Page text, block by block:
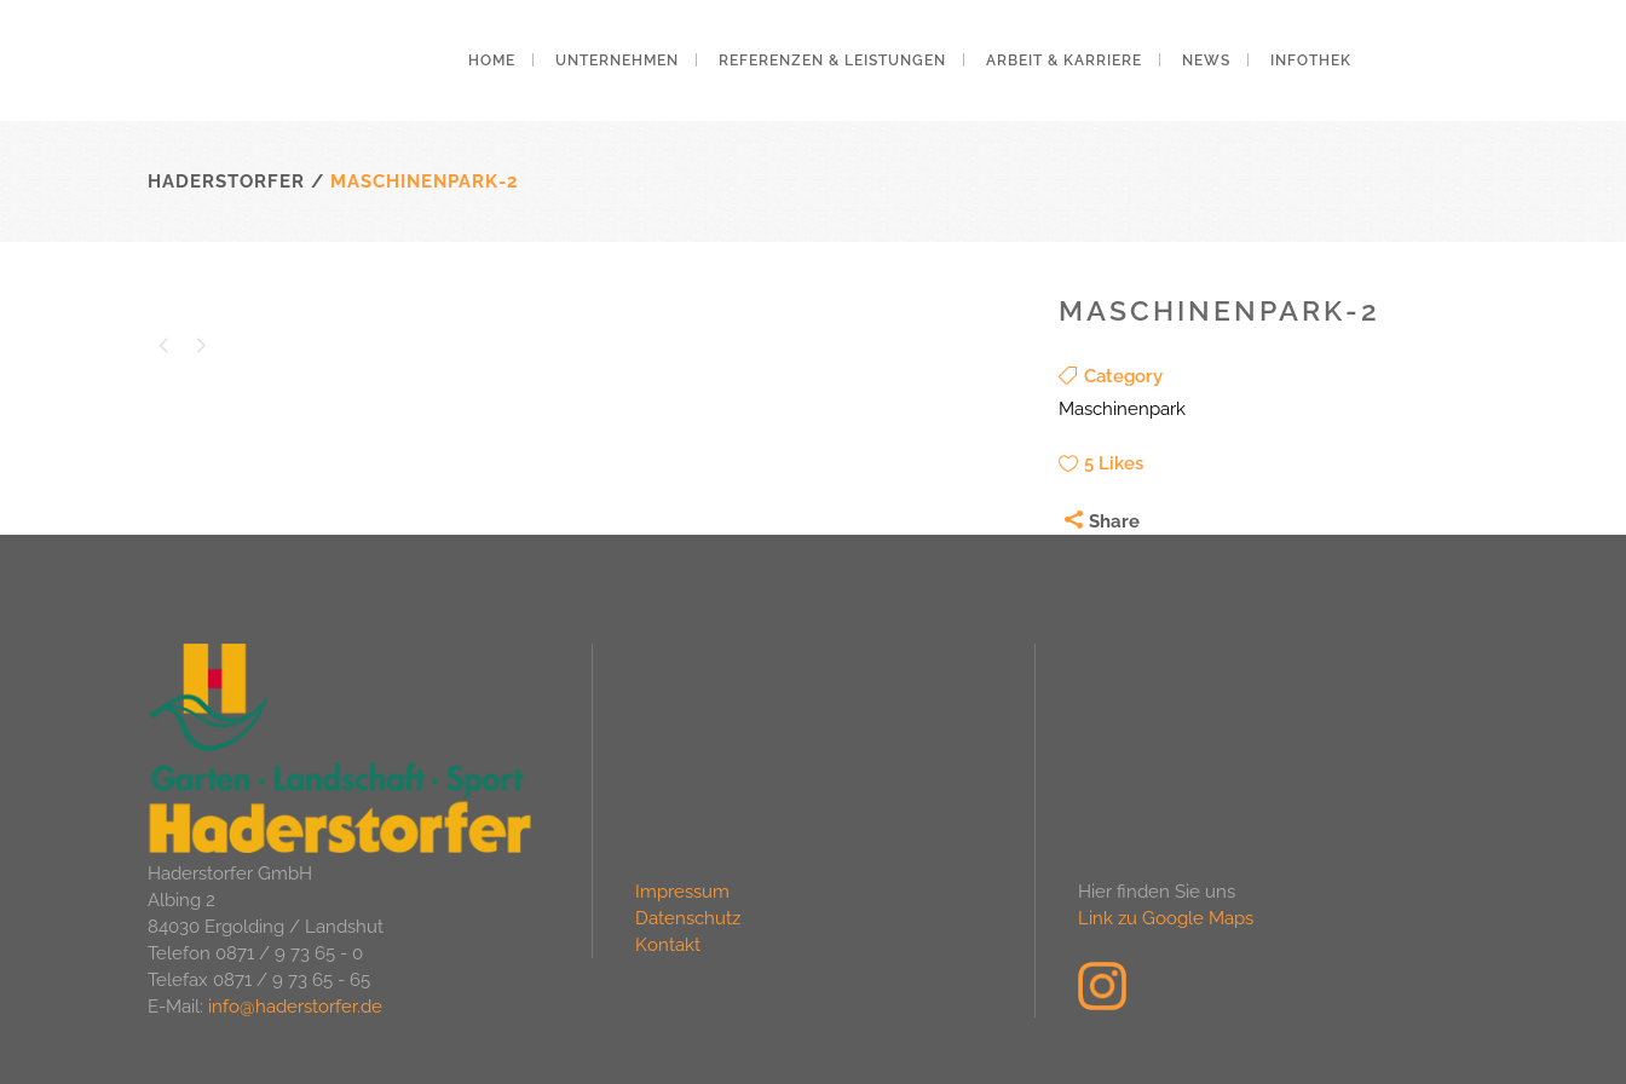
HOME UNTERNEHMEN REFERENZEN & LEISTUNGEN ARBEIT & KARRIERE NEWS INFOTHEK
HADERSTORFER / MASCHINENPARK-2
MASCHINENPARK-2
Category
Maschinenpark
5 Likes
Share
Haderstorfer GmbH
Albing 2
84030 Ergolding / Landshut
Telefon 0871 / 9 73 65 - 0
Telefax 0871 / 9 73 65 - 65
E-Mail: info@haderstorfer.de
Impressum
Datenschutz
Kontakt
Hier finden Sie uns
Link zu Google Maps